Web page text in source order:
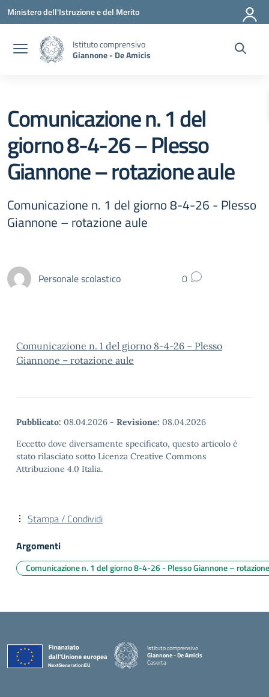
Vai ai contenuti
Vai al menu di navigazione
Vai al footer
Ministero dell'Istruzione e del Merito
Istituto comprensivo
Giannone - De Amicis
Comunicazione n. 1 del
giorno 8-4-26 – Plesso
Giannone – rotazione aule
Comunicazione n. 1 del giorno 8-4-26 - Plesso
Giannone – rotazione aule
Personale scolastico 0
Comunicazione n. 1 del giorno 8-4-26 – Plesso
Giannone – rotazione aule
Pubblicato: 08.04.2026 - Revisione: 08.04.2026
Eccetto dove diversamente specificato, questo articolo è
stato rilasciato sotto Licenza Creative Commons
Attribuzione 4.0 Italia.
Stampa / Condividi
Argomenti
Comunicazione n. 1 del giorno 8-4-26 - Plesso Giannone –
Istituto comprensivo
Giannone - De Amicis
Caserta